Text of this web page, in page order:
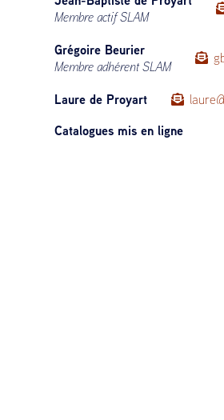
Membre actif SLAM
Grégoire Beurier
Membre adhérent SLAM
Laure de Proyart
Catalogues mis en ligne